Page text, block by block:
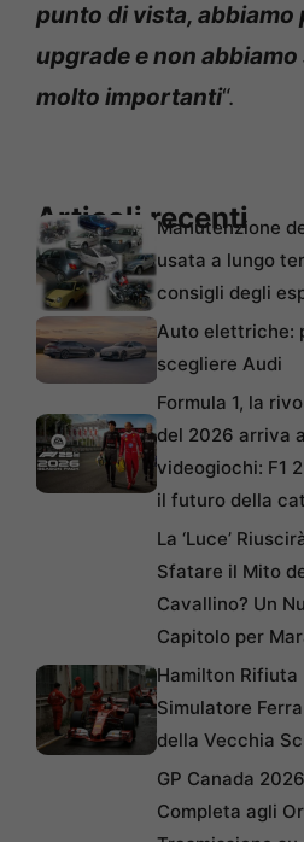
punto di vista,
upgrade e non
molto importanti“.
Articoli recenti
Manutenzione
usata a lungo
consigli degli
Auto elettriche:
scegliere Audi
Formula 1, la
del 2026 arriva
videogiochi: F1
il futuro della
La ‘Luce’
Sfatare il Mito
Cavallino? Un
Capitolo per
Hamilton Rifiuta
Simulatore
della Vecchia
GP Canada
Completa agli